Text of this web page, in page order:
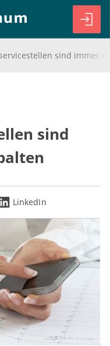
sind
LinkedIn